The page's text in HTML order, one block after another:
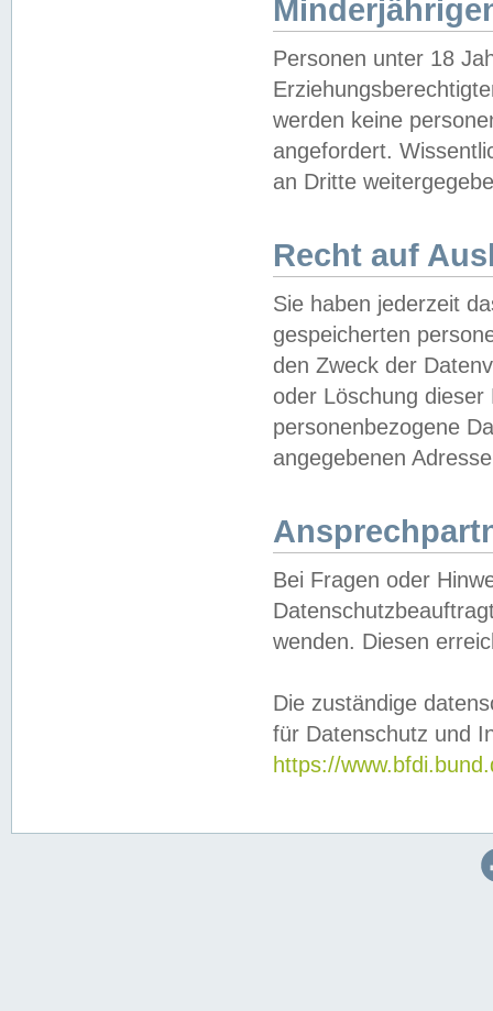
Personen unter 18
werden keine
angefordert.
an Dritte
Recht auf
Sie haben jederzeit
gespeicherten
den Zweck der
oder Löschung
personenbezogene
angegebenen
Bei Fragen oder
wenden. Diesen
Die zuständige
für Datenschutz und
https://